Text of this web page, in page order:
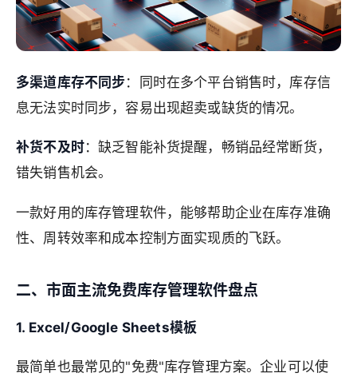
多渠道库存不同步：同时在多个平台销售时，库存信
息无法实时同步，容易出现超卖或缺货的情况。
补货不及时：缺乏智能补货提醒，畅销品经常断货，
错失销售机会。
一款好用的库存管理软件，能够帮助企业在库存准确
性、周转效率和成本控制方面实现质的飞跃。
二、市面主流免费库存管理软件盘点
1. Excel/Google Sheets模板
最简单也最常见的"免费"库存管理方案。企业可以使